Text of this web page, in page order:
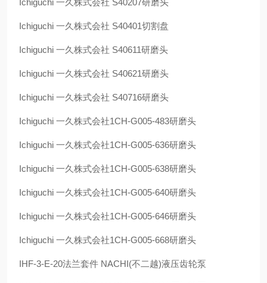
Ichiguchi 一久株式会社 S40207研磨头
Ichiguchi 一久株式会社 S40401切割盘
Ichiguchi 一久株式会社 S40611研磨头
Ichiguchi 一久株式会社 S40621研磨头
Ichiguchi 一久株式会社 S40716研磨头
Ichiguchi 一久株式会社1CH-G005-483研磨头
Ichiguchi 一久株式会社1CH-G005-636研磨头
Ichiguchi 一久株式会社1CH-G005-638研磨头
Ichiguchi 一久株式会社1CH-G005-640研磨头
Ichiguchi 一久株式会社1CH-G005-646研磨头
Ichiguchi 一久株式会社1CH-G005-668研磨头
IHF-3-E-20法兰套件 NACHI(不二越)液压齿轮泵